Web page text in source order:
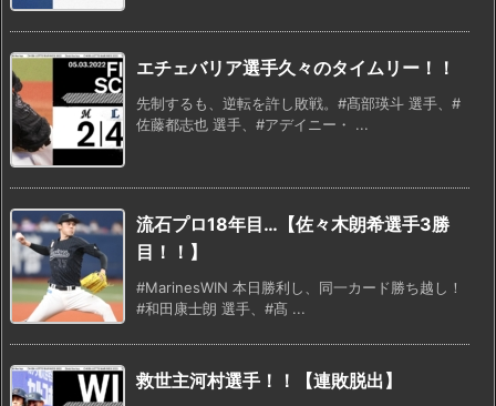
エチェバリア選手久々のタイムリー！！
先制するも、逆転を許し敗戦。#髙部瑛斗 選手、#
佐藤都志也 選手、#アデイニー・ ...
流石プロ18年目…【佐々木朗希選手3勝
目！！】
#MarinesWIN 本日勝利し、同一カード勝ち越し！
#和田康士朗 選手、#髙 ...
救世主河村選手！！【連敗脱出】